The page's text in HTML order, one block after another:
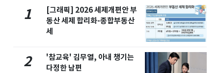
1
[그래픽] 2026 세제개편안 부
동산 세제 합리화-종합부동산
세
2
'참교육' 김무열, 아내 챙기는
다정한 남편